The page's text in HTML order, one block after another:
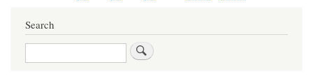
Search
Search